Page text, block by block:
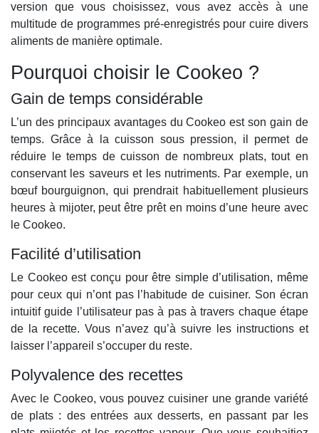
version que vous choisissez, vous avez accès à une
multitude de programmes pré-enregistrés pour cuire divers
aliments de manière optimale.
Pourquoi choisir le Cookeo ?
Gain de temps considérable
L’un des principaux avantages du Cookeo est son gain de
temps. Grâce à la cuisson sous pression, il permet de
réduire le temps de cuisson de nombreux plats, tout en
conservant les saveurs et les nutriments. Par exemple, un
bœuf bourguignon, qui prendrait habituellement plusieurs
heures à mijoter, peut être prêt en moins d’une heure avec
le Cookeo.
Facilité d’utilisation
Le Cookeo est conçu pour être simple d’utilisation, même
pour ceux qui n’ont pas l’habitude de cuisiner. Son écran
intuitif guide l’utilisateur pas à pas à travers chaque étape
de la recette. Vous n’avez qu’à suivre les instructions et
laisser l’appareil s’occuper du reste.
Polyvalence des recettes
Avec le Cookeo, vous pouvez cuisiner une grande variété
de plats : des entrées aux desserts, en passant par les